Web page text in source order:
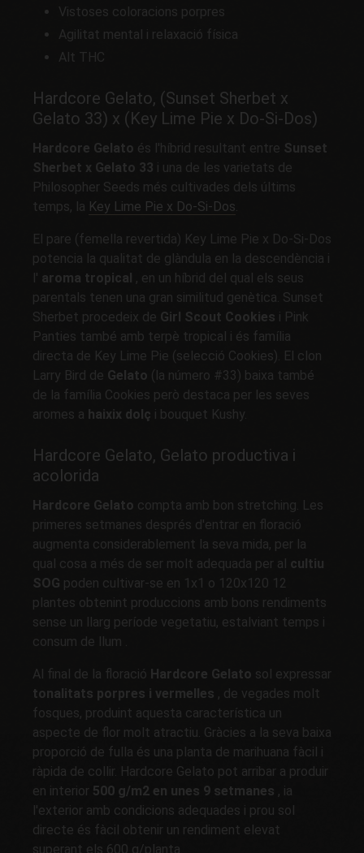
Vistoses coloracions porpres
Agilitat mental i relaxació física
Alt THC
Hardcore Gelato, (Sunset Sherbet x
Gelato 33) x (Key Lime Pie x Do-Si-Dos)
Hardcore Gelato és l'híbrid resultant entre Sunset
Sherbet x Gelato 33 i una de les varietats de
Philosopher Seeds més cultivades dels últims
temps, la Key Lime Pie x Do-Si-Dos.
El pare (femella revertida) Key Lime Pie x Do-Si-Dos
potencia la qualitat de glàndula en la descendència i
l' aroma tropical , en un híbrid del qual els seus
parentals tenen una gran similitud genètica. Sunset
Sherbet procedeix de Girl Scout Cookies i Pink
Panties també amb terpè tropical i és família
directa de Key Lime Pie (selecció Cookies). El clon
Larry Bird de Gelato (la número #33) baixa també
de la família Cookies però destaca per les seves
aromes a haixix dolç i bouquet Kushy.
Hardcore Gelato, Gelato productiva i
acolorida
Hardcore Gelato compta amb bon stretching. Les
primeres setmanes després d'entrar en floració
augmenta considerablement la seva mida, per la
qual cosa a més de ser molt adequada per al cultiu
SOG poden cultivar-se en 1x1 o 120x120 12
plantes obtenint produccions amb bons rendiments
sense un llarg període vegetatiu, estalviant temps i
consum de llum .
Al final de la floració Hardcore Gelato sol expressar
tonalitats porpres i vermelles , de vegades molt
fosques, produint aquesta característica un
aspecte de flor molt atractiu. Gràcies a la seva baixa
proporció de fulla és una planta de marihuana fàcil i
ràpida de collir. Hardcore Gelato pot arribar a produir
en interior 500 g/m2 en unes 9 setmanes , ia
l'exterior amb condicions adequades i prou sol
directe és fàcil obtenir un rendiment elevat
superant els 600 g/planta.